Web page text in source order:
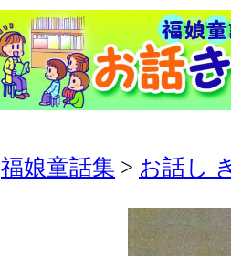
福娘童話集 > お話し